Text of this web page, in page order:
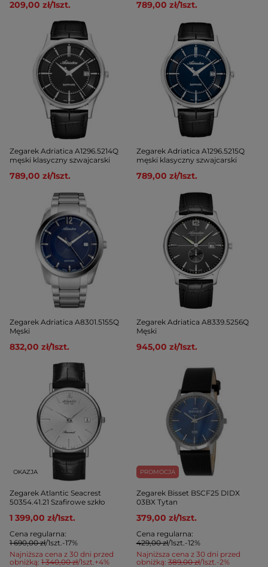
209,00 zł/1szt. 789,00 zł/1szt.
Zegarek Adriatica A1296.5214Q
męski klasyczny szwajcarski
789,00 zł/1szt.
Zegarek Adriatica A1296.5215Q
męski klasyczny szwajcarski
789,00 zł/1szt.
Zegarek Adriatica A8301.5155Q
Męski
832,00 zł/1szt.
Zegarek Adriatica A8339.5256Q
Męski
945,00 zł/1szt.
OKAZJA
Zegarek Atlantic Seacrest
50354.41.21 Szafirowe szkło
1 399,00 zł/1szt.
Najniższa cena z 30 dni przed
obniżką: 1 340,00 zł/1szt.+4%
Cena regularna:
1 690,00 zł/1szt.-17%
PROMOCJA
Zegarek Bisset BSCF25 DIDX
03BX Tytan
379,00 zł/1szt.
Najniższa cena z 30 dni przed
obniżką:389,00 zł/1szt.-2%
Cena regularna:
429,00 zł/1szt.-12%